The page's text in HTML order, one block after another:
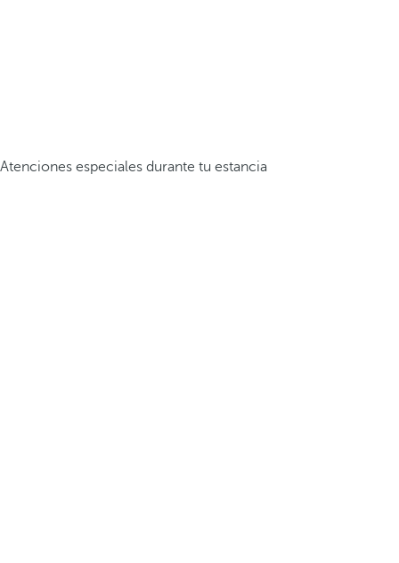
Atenciones especiales durante tu estancia